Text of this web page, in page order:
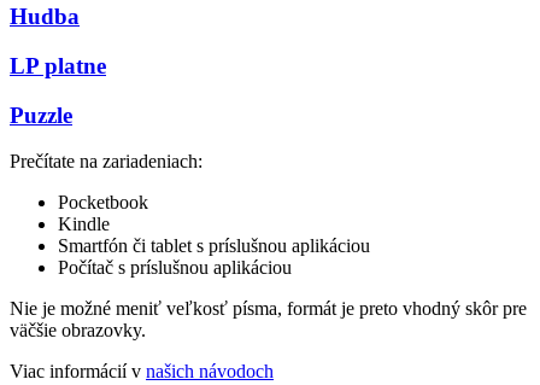
Hudba
LP platne
Puzzle
Prečítate na zariadeniach:
Pocketbook
Kindle
Smartfón či tablet s príslušnou aplikáciou
Počítač s príslušnou aplikáciou
Nie je možné meniť veľkosť písma, formát je preto vhodný skôr pre
väčšie obrazovky.
Viac informácií v našich návodoch